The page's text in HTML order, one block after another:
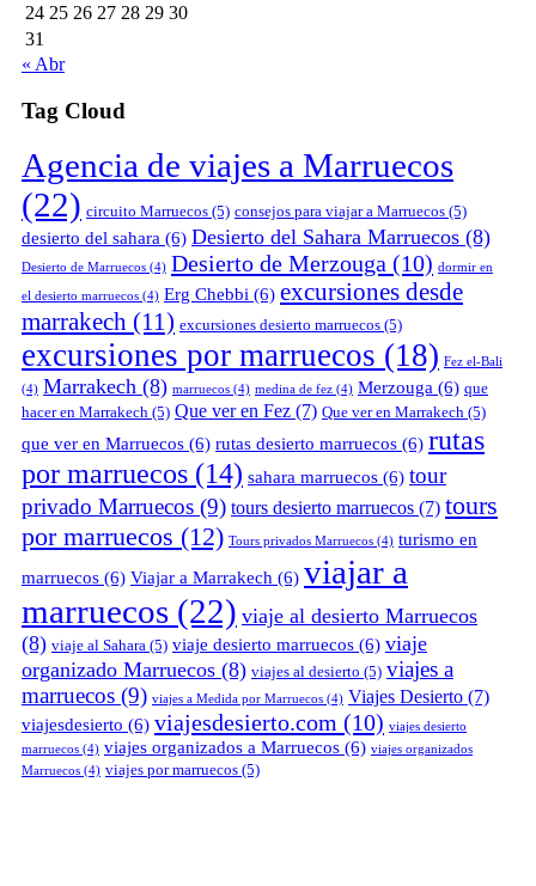
24 25 26 27 28 29 30
31
« Abr
Tag Cloud
Agencia de viajes a Marruecos
(22) circuito Marruecos (5) consejos para viajar a Marruecos (5)
desierto del sahara (6) Desierto del Sahara Marruecos (8)
Desierto de Marruecos (4) Desierto de Merzouga (10) dormir en
el desierto marruecos (4) Erg Chebbi (6) excursiones desde
marrakech (11) excursiones desierto marruecos (5)
excursiones por marruecos (18) Fez el-Bali
(4) Marrakech (8) marruecos (4) medina de fez (4) Merzouga (6) que
hacer en Marrakech (5) Que ver en Fez (7) Que ver en Marrakech (5)
que ver en Marruecos (6) rutas desierto marruecos (6) rutas
por marruecos (14) sahara marruecos (6) tour
privado Marruecos (9) tours desierto marruecos (7) tours
por marruecos (12) Tours privados Marruecos (4) turismo en
marruecos (6) Viajar a Marrakech (6) viajar a
marruecos (22) viaje al desierto Marruecos
(8) viaje al Sahara (5) viaje desierto marruecos (6) viaje
organizado Marruecos (8) viajes al desierto (5) viajes a
marruecos (9) viajes a Medida por Marruecos (4) Viajes Desierto (7)
viajesdesierto (6) viajesdesierto.com (10) viajes desierto
marruecos (4) viajes organizados a Marruecos (6) viajes organizados
Marruecos (4) viajes por marruecos (5)